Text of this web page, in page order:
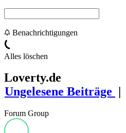
Benachrichtigungen
Alles löschen
Loverty.de
Ungelesene Beiträge
Forum Group